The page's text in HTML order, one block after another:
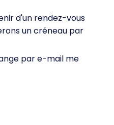
d'un rendez-vous
un créneau par
par e-mail me